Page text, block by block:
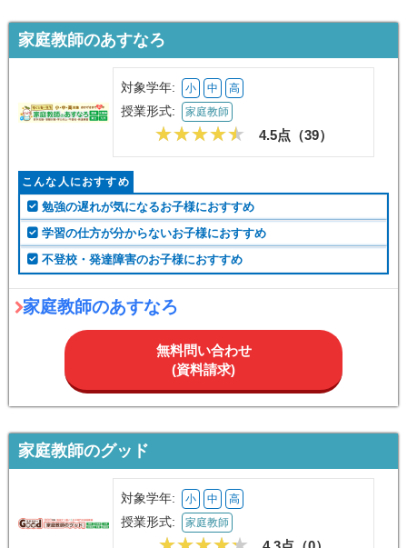
家庭教師のあすなろ
対象学年: 小 中 高
授業形式: 家庭教師
4.5点（39）
こんな人におすすめ
勉強の遅れが気になるお子様におすすめ
学習の仕方が分からないお子様におすすめ
不登校・発達障害のお子様におすすめ
家庭教師のあすなろ
無料問い合わせ
(資料請求)
家庭教師のグッド
対象学年: 小 中 高
授業形式: 家庭教師